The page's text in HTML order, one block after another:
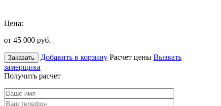
Цена:
от 45 000 руб.
Заказать Добавить в корзину Расчет цены Вызвать
замерщика
Получить расчет